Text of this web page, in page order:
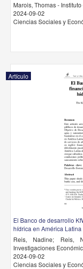
Marois, Thomas -
2024-09-02
Ciencias Sociales y
Artículo
El Banco de desarrollo
hídrica en América Latina
Reis, Nadine; Reis,
Investigaciones
2024-09-02
Ciencias Sociales y